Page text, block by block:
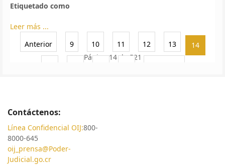
Etiquetado como
Leer más ...
Anterior
9 10 11 12 13 14
Página 14 de 521
Contáctenos:
Línea Confidencial OIJ:800-
8000-645
oij_prensa@Poder-
Judicial.go.cr